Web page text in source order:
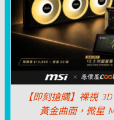
【即刻搶購】裸視
黃金曲面，微星